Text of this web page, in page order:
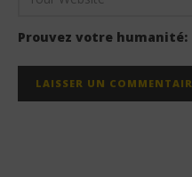
Prouvez votre humanité: